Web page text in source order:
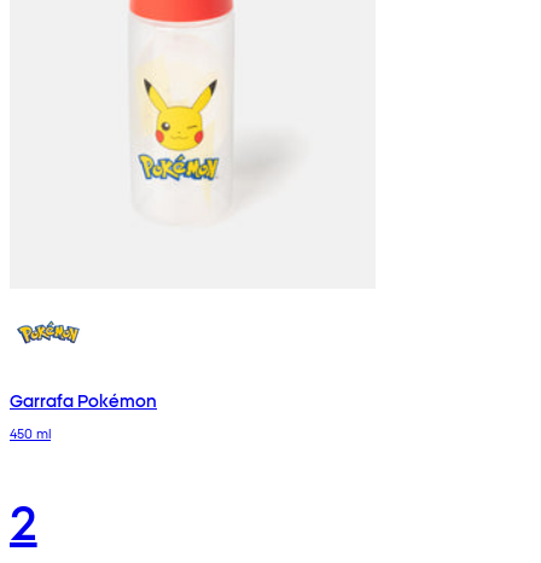
Garrafa Pokémon
450 ml
2